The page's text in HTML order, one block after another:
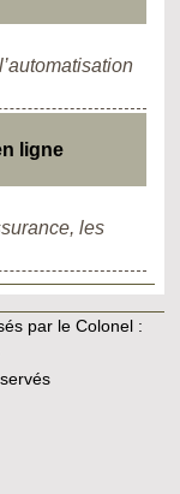
ligne
les
par le Colonel :